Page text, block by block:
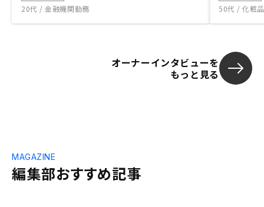
20代 / 金融機関勤務 50代 / 化粧
オーナーインタビューを
もっと見る
編集部おすすめ記事
MAGAZINE